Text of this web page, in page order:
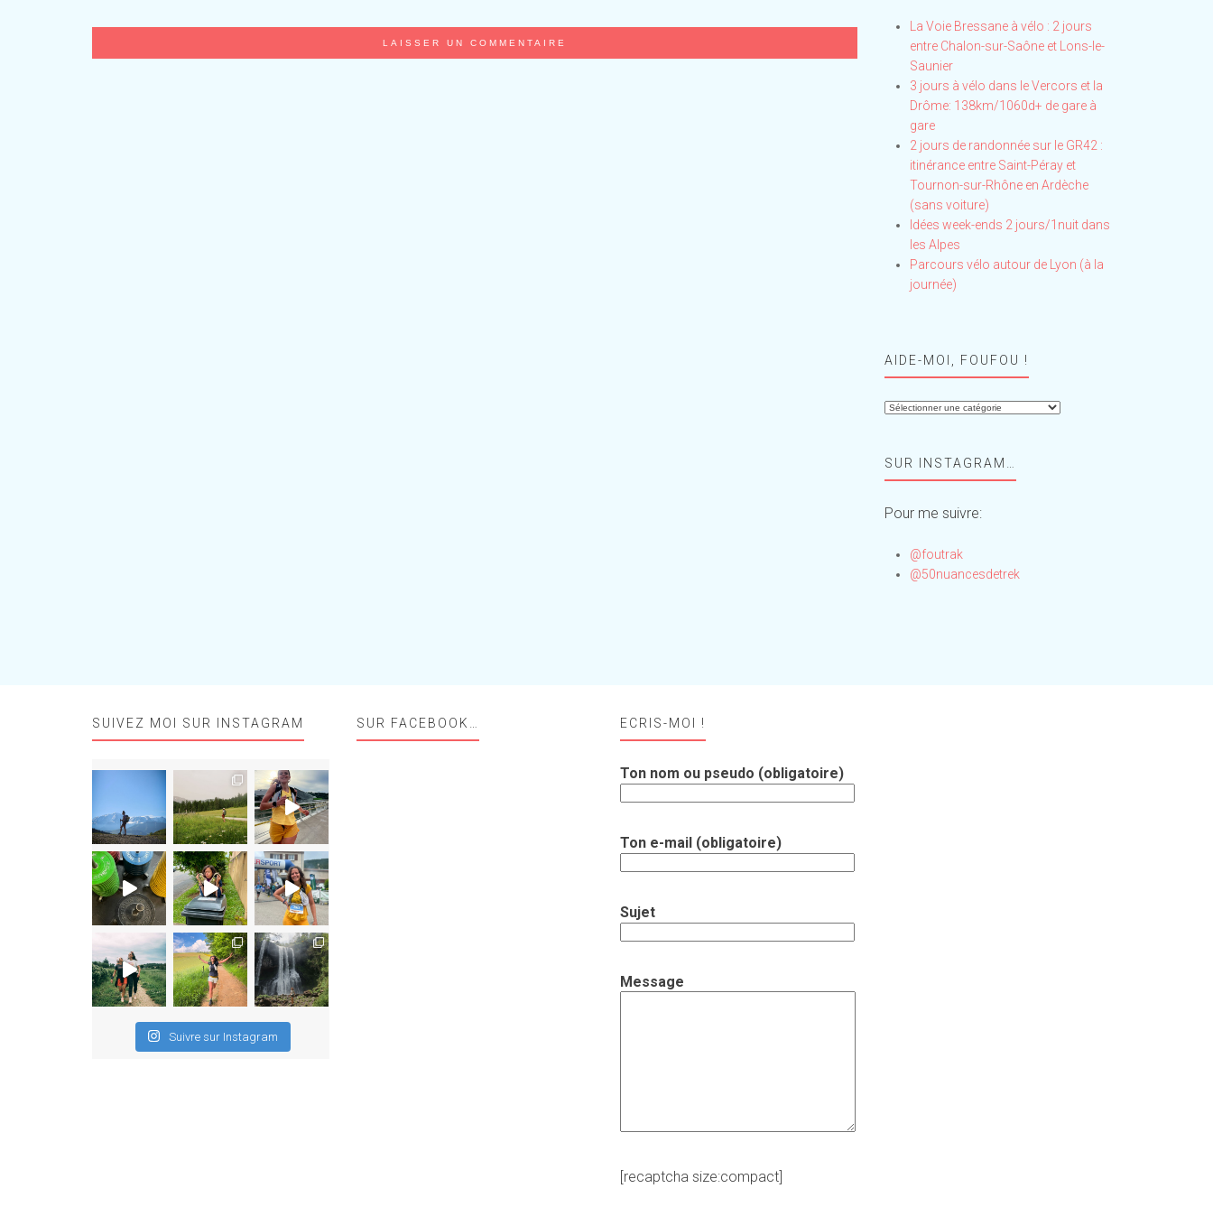
La Voie Bressane à vélo : 2 jours
entre Chalon-sur-Saône et Lons-le-
Saunier
3 jours à vélo dans le Vercors et la
Drôme: 138km/1060d+ de gare à
gare
2 jours de randonnée sur le GR42 :
itinérance entre Saint-Péray et
Tournon-sur-Rhône en Ardèche
(sans voiture)
Idées week-ends 2 jours/1nuit dans
les Alpes
Parcours vélo autour de Lyon (à la
journée)
AIDE-MOI, FOUFOU !
Aide-
!SUR INSTAGRAM…
Pour me suivre:
@foutrak
@50nuancesdetrek
SUIVEZ MOI SUR INSTAGRAM
Suivre sur Instagram
SUR FACEBOOK… ECRIS-MOI !
Ton nom ou pseudo (obligatoire)
Ton e-mail (obligatoire)
Sujet
Message
[recaptcha size:compact]